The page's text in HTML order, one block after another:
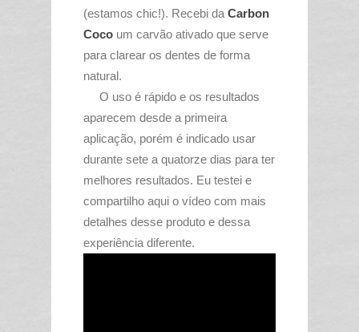
(estamos chic!). Recebi da Carbon
Coco um carvão ativado que serve
para clarear os dentes de forma
natural.
O uso é rápido e os resultados
aparecem desde a primeira
aplicação, porém é indicado usar
durante sete a quatorze dias para ter
melhores resultados. Eu testei e
compartilho aqui o vídeo com mais
detalhes desse produto e dessa
experiência diferente.